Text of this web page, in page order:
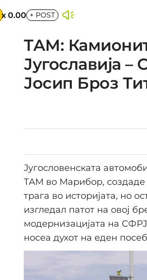
x 0.00 + POST
ТАМ:
Југославија –
Јосип Броз
Југословенската
ТАМ во Марибор, создаде
трага во историјата, но
изгледал патот на овој
модернизацијата на
носеа духот на еден